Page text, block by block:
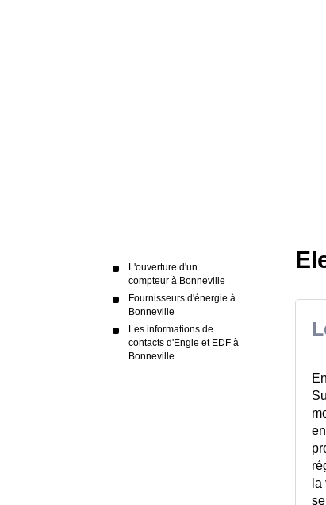
L'ouverture d'un
compteur à Bonneville
Fournisseurs d'énergie à
Bonneville
Les informations de
contacts d'Engie et EDF à
Bonneville
la